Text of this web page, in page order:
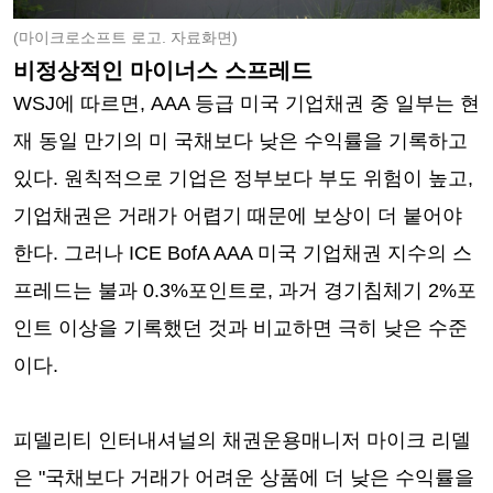
(마이크로소프트 로고. 자료화면)
비정상적인 마이너스 스프레드
WSJ에 따르면, AAA 등급 미국 기업채권 중 일부는 현
재 동일 만기의 미 국채보다 낮은 수익률을 기록하고
있다. 원칙적으로 기업은 정부보다 부도 위험이 높고,
기업채권은 거래가 어렵기 때문에 보상이 더 붙어야
한다. 그러나 ICE BofA AAA 미국 기업채권 지수의 스
프레드는 불과 0.3%포인트로, 과거 경기침체기 2%포
인트 이상을 기록했던 것과 비교하면 극히 낮은 수준
이다.
피델리티 인터내셔널의 채권운용매니저 마이크 리델
은 "국채보다 거래가 어려운 상품에 더 낮은 수익률을